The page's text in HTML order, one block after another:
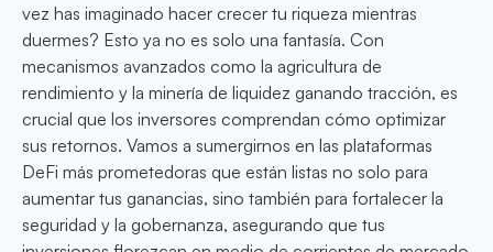
vez has imaginado hacer crecer tu riqueza mientras
duermes? Esto ya no es solo una fantasía. Con
mecanismos avanzados como la agricultura de
rendimiento y la minería de liquidez ganando tracción, es
crucial que los inversores comprendan cómo optimizar
sus retornos. Vamos a sumergirnos en las plataformas
DeFi más prometedoras que están listas no solo para
aumentar tus ganancias, sino también para fortalecer la
seguridad y la gobernanza, asegurando que tus